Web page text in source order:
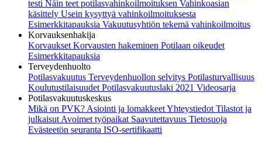
testi Näin teet potilasvahinkoilmoituksen Vahinkoasian
käsittely Usein kysyttyä vahinkoilmoituksesta
Esimerkkitapauksia Vakuutusyhtiön tekemä vahinkoilmoitus
Korvauksenhakija
Korvaukset Korvausten hakeminen Potilaan oikeudet
Esimerkkitapauksia
Terveydenhuolto
Potilasvakuutus Terveydenhuollon selvitys Potilasturvallisuus
Koulutustilaisuudet Potilasvakuutuslaki 2021 Videosarja
Potilasvakuutuskeskus
Mikä on PVK? Asiointi ja lomakkeetYhteystiedot Tilastot ja
julkaisut Avoimet työpaikat Saavutettavuus Tietosuoja
Evästeetön seuranta ISO-sertifikaatti